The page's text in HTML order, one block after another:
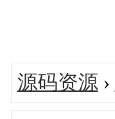
源码资源 ›